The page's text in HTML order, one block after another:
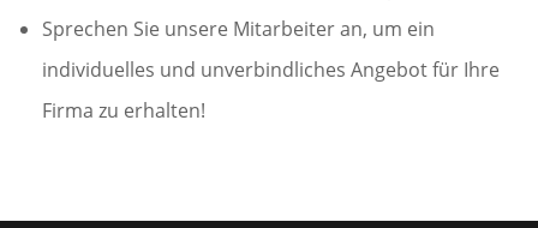
Sprechen Sie unsere Mitarbeiter an, um ein
individuelles und unverbindliches Angebot für Ihre
Firma zu erhalten!